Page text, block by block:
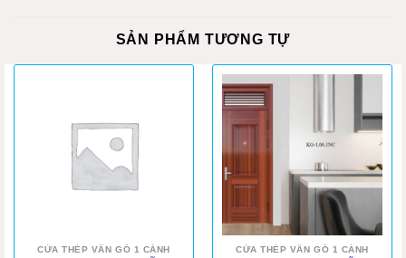
SẢN PHẨM TƯƠNG TỰ
CỬA THÉP VÂN GỖ 1 CÁNH CỬA THÉP VÂN GỖ 1 CÁNH